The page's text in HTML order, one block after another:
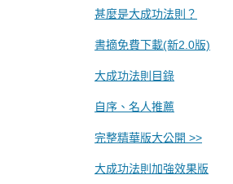
甚麼是大成功法則？
書摘免費下載(新2.0版)
大成功法則目錄
自序、名人推薦
完整精華版大公開 >>
大成功法則加強效果版